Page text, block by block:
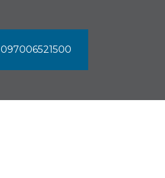
097006521500